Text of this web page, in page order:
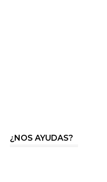
¿NOS AYUDAS?